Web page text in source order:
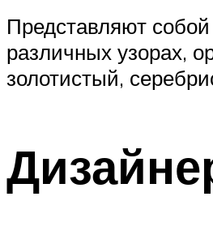
Представляют
различных узорах,
золотистый,